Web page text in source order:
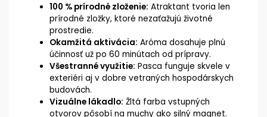
100 % prírodné zloženie: Atraktant tvoria len
prírodné zložky, ktoré nezaťažujú životné
prostredie.
Okamžitá aktivácia: Aróma dosahuje plnú
účinnosť už po 60 minútach od prípravy.
Všestranné využitie: Pasca funguje skvele v
exteriéri aj v dobre vetraných hospodárskych
budovách.
Vizuálne lákadlo: Žltá farba vstupných
otvorov pôsobí na muchy ako silný magnet.